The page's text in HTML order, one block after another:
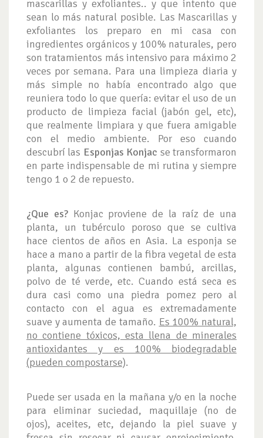
mascarillas y exfoliantes.. y que intento que
sean lo más natural posible. Las Mascarillas y
exfoliantes los preparo en mi casa con
ingredientes orgánicos y 100% naturales, pero
son tratamientos más intensivo para máximo 2
veces por semana. Para una limpieza diaria y
más simple no había encontrado algo que
reuniera todo lo que quería: evitar el uso de un
producto de limpieza facial (jabón gel, etc),
que realmente limpiara y que fuera amigable
con el medio ambiente. Por eso cuando
descubrí las Esponjas Konjac se transformaron
en parte indispensable de mi rutina y siempre
tengo 1 o 2 de repuesto.
¿Que es?Konjac proviene de la raíz de una
planta, un tubérculo poroso que se cultiva
hace cientos de años en Asia. La esponja se
hace a mano a partir de la fibra vegetal de esta
planta, algunas contienen bambú, arcillas,
polvo de té verde, etc. Cuando está seca es
dura casi como una piedra pomez pero al
contacto con el agua es extremadamente
suave y aumenta de tamaño. Es 100% natural,
no contiene tóxicos, esta llena de minerales
antioxidantes y es 100% biodegradable
(pueden compostarse).
Puede ser usada en la mañana y/o en la noche
para eliminar suciedad, maquillaje (no de
ojos), aceites, etc, dejando la piel suave y